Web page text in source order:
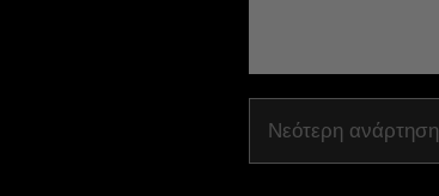
Νεότερη ανάρτηση